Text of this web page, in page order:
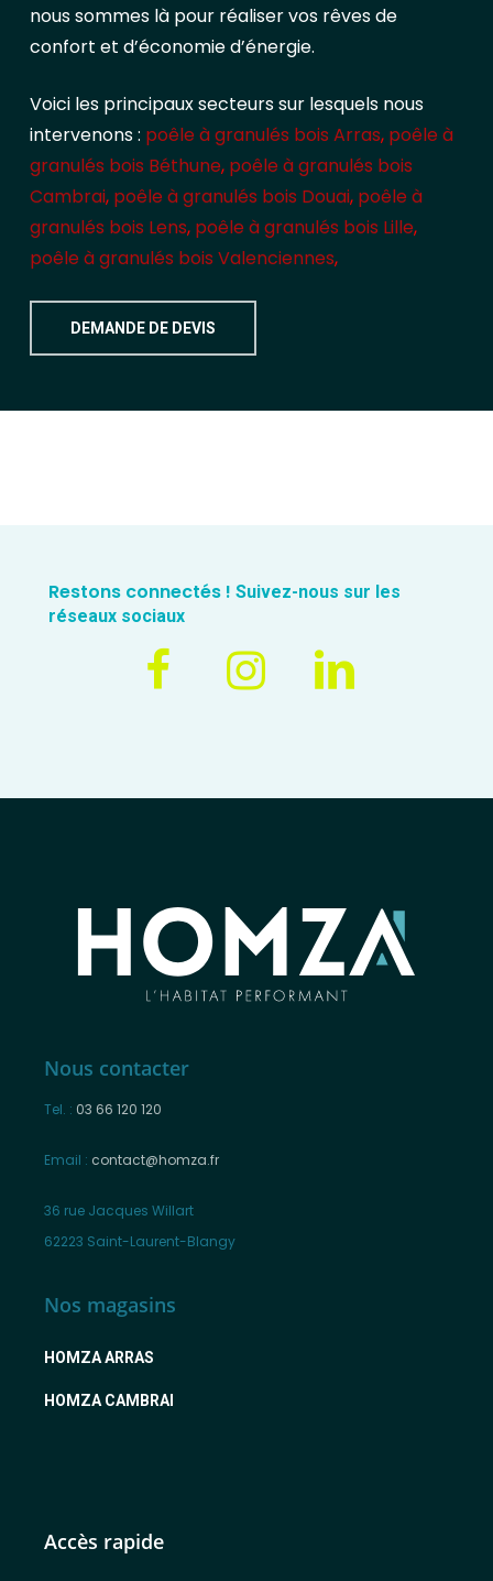
nous sommes là pour réaliser vos rêves de
confort et d’économie d’énergie.
Voici les principaux secteurs sur lesquels nous
intervenons : poêle à granulés bois Arras, poêle à
granulés bois Béthune, poêle à granulés bois
Cambrai, poêle à granulés bois Douai, poêle à
granulés bois Lens, poêle à granulés bois Lille,
poêle à granulés bois Valenciennes,
DEMANDE DE DEVIS
Restons connectés ! Suivez-nous sur les
réseaux sociaux
Nous contacter
Tel. : 03 66 120 120
Email : contact@homza.fr
36 rue Jacques Willart
62223 Saint-Laurent-Blangy
Nos magasins
HOMZA ARRAS
HOMZA CAMBRAI
Accès rapide